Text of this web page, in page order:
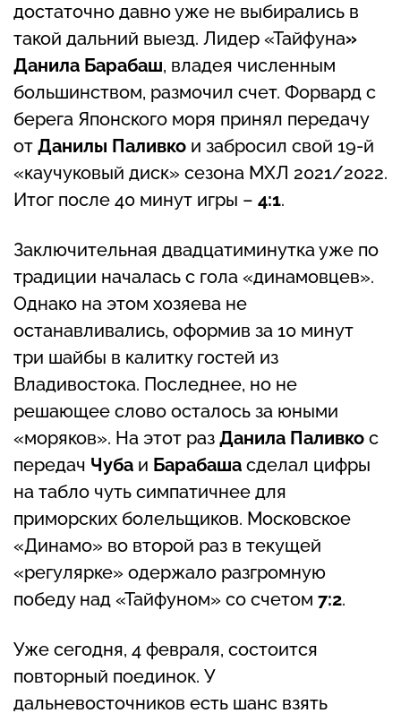
достаточно давно уже не выбирались в
такой дальний выезд. Лидер «Тайфуна»
Данила Барабаш, владея численным
большинством, размочил счет. Форвард с
берега Японского моря принял передачу
от Данилы Паливко и забросил свой 19-й
«каучуковый диск» сезона МХЛ 2021/2022.
Итог после 40 минут игры – 4:1.
Заключительная двадцатиминутка уже по
традиции началась с гола «динамовцев».
Однако на этом хозяева не
останавливались, оформив за 10 минут
три шайбы в калитку гостей из
Владивостока. Последнее, но не
решающее слово осталось за юными
«моряков». На этот раз Данила Паливко с
передач Чуба и Барабаша сделал цифры
на табло чуть симпатичнее для
приморских болельщиков. Московское
«Динамо» во второй раз в текущей
«регулярке» одержало разгромную
победу над «Тайфуном» со счетом 7:2.
Уже сегодня, 4 февраля, состоится
повторный поединок. У
дальневосточников есть шанс взять